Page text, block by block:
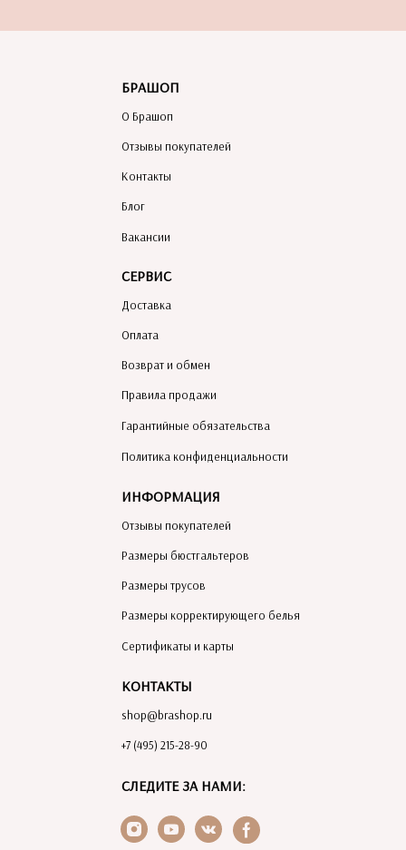
БРАШОП
О Брашоп
Отзывы покупателей
Контакты
Блог
Вакансии
СЕРВИС
Доставка
Оплата
Возврат и обмен
Правила продажи
Гарантийные обязательства
Политика конфиденциальности
ИНФОРМАЦИЯ
Отзывы покупателей
Размеры бюстгальтеров
Размеры трусов
Размеры корректирующего белья
Сертификаты и карты
КОНТАКТЫ
shop@brashop.ru
+7 (495) 215-28-90
СЛЕДИТЕ ЗА НАМИ: